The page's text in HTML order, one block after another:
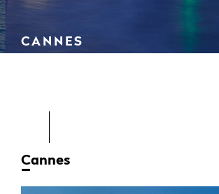
CANNES
Cannes